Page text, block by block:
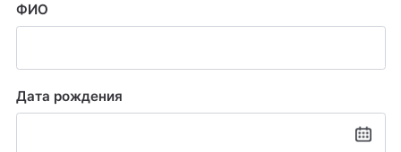
ФИО
Дата рождения